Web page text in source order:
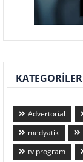
KATEGORILER
Advertorial
medyatik
tv program